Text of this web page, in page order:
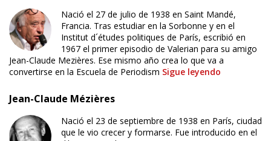
Nació el 27 de julio de 1938 en Saint Mandé,
Francia. Tras estudiar en la Sorbonne y en el
Institut d´études politiques de París, escribió en
1967 el primer episodio de Valerian para su amigo
Jean-Claude Mezières. Ese mismo año crea lo que va a
convertirse en la Escuela de Periodism Sigue leyendo
Jean-Claude Mézières
Nació el 23 de septiembre de 1938 en París, ciudad
que le vio crecer y formarse. Fue introducido en el